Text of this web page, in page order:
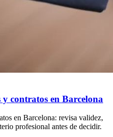
contratos en Barcelona
en Barcelona: revisa validez,
profesional antes de decidir.